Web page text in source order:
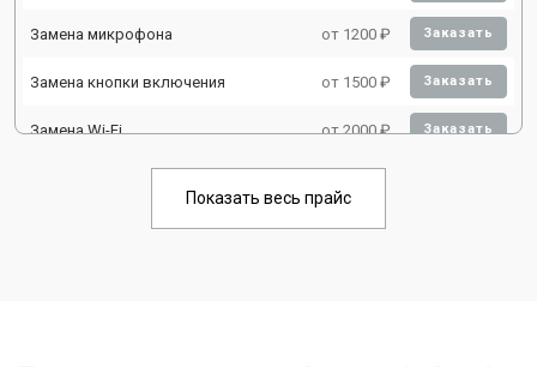
Замена микрофона от 1200 ₽ Заказать
Замена кнопки включения от 1500 ₽ Заказать
Замена Wi-Fi от 2000 ₽ Заказать
Показать весь прайс